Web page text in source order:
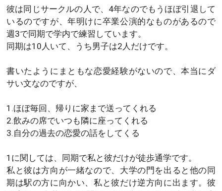
彼は同じサークルの人で、4年なのでもうほぼ引退して
いるのですが、年明けに卒業公演的なものがあるので
週3で同期で学内で練習しています。
同期は10人いて、うち男子は2人だけです。
書いたようにまともな恋愛経験がないので、本当にダ
サい文なのですが、
1.ほぼ毎回、帰りに家まで送ってくれる
2.飲みの席でいつも隣に座ってくれる
3.自分の過去の恋愛の話をしてくる
1に関しては、同期で私と彼だけが徒歩通学です。
私と彼は方向が一緒なので、大学の門を出ると他の同
期は駅の方に向かい、私と彼だけ逆方向に出ます。彼